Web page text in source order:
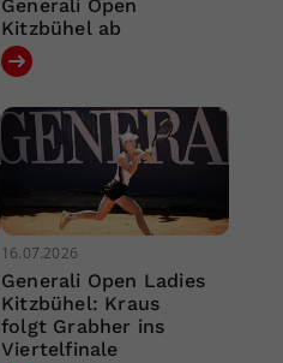
Generali Open
Kitzbühel ab
16.07.2026
Generali Open Ladies
Kitzbühel: Kraus
folgt Grabher ins
Viertelfinale